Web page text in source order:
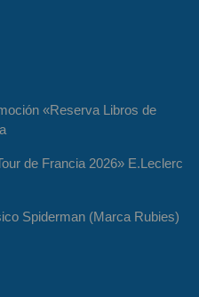
«Reserva Libros de
de Francia 2026» E.Leclerc
Spiderman (Marca Rubies)